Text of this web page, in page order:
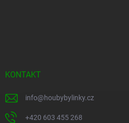
KONTAKT
info@houbybylinky.cz
+420 603 455 268